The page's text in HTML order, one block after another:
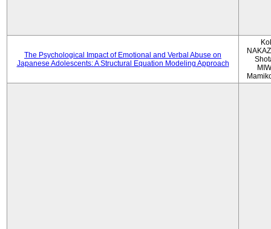
The Psychological Impact of Emotional and Verbal Abuse on
Japanese Adolescents: A Structural Equation Modeling Approach